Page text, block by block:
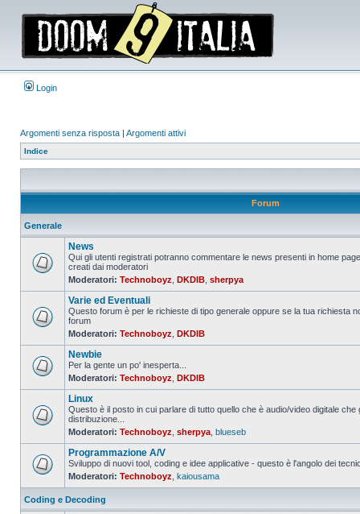
Login
Argomenti senza risposta | Argomenti attivi
Indice
Forum
Generale
Nessun
da
leggere
News
Qui gli utenti registrati potranno commentare le news presenti in home
creati dai moderatori
Moderatori: Technoboyz DKDIB sherpya
Nessun
da
leggere
Varie ed Eventuali
Questo forum è per le richieste di tipo generale oppure se la tua richiesta
forum
Moderatori: Technoboyz DKDIB
Nessun
messaggio
leggere
Newbie
Per la gente un po' inesperta...
Moderatori: Technoboyz DKDIB
Nessun
da
leggere
Linux
Questo è il posto in cui parlare di tutto quello che è audio/video digitale
distribuzione...
Moderatori: Technoboyz sherpya blueseb
Nessun
messaggio
da
leggere
Programmazione A/V
Sviluppo di nuovi tool, coding e idee applicative - questo è l'angolo dei
Moderatori: Technoboyz kaiousama
Coding e Decoding